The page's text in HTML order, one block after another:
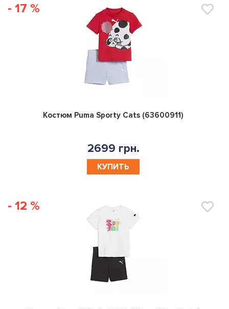
- 17 %
0
Костюм Puma Sporty Cats (63600911)
2699 грн.
КУПИТЬ
- 12 %